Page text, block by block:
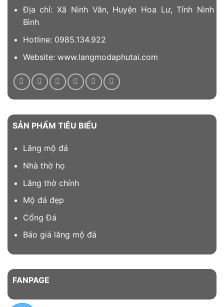
Địa chỉ: Xã Ninh Vân, Huyện Hoa Lư, Tỉnh Ninh
Bình
Hotline: 0985.134.922
Website: www.langmodaphutai.com
SẢN PHẨM TIÊU BIỂU
Lăng mộ đá
Nhà thờ họ
Lăng thờ chính
Mộ đá đẹp
Cổng Đá
Báo giá lăng mộ đá
FANPAGE